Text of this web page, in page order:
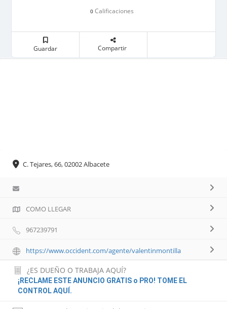
0 Calificaciones
Guardar Compartir
C. Tejares, 66, 02002 Albacete
COMO LLEGAR
967239791
https://www.occident.com/agente/valentinmontilla
¿ES DUEÑO O TRABAJA AQUÍ?
¡RECLAME ESTE ANUNCIO GRATIS o PRO! TOME EL
CONTROL AQUÍ.